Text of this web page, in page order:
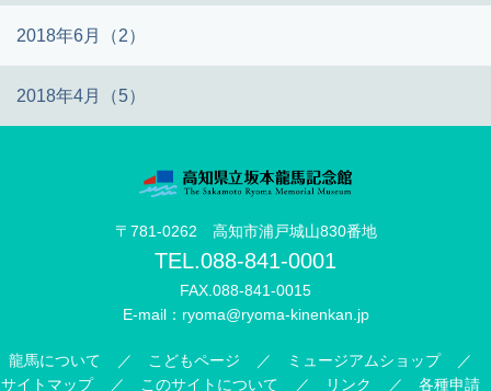
2018年6月（2）
2018年4月（5）
〒781-0262 高知市浦戸城山830番地
TEL.088-841-0001
FAX.088-841-0015
E-mail： ryoma@ryoma-kinenkan.jp
龍馬について こどもページ
ミュージアムショップ
サイトマップ
このサイトについて リンク 各種申請